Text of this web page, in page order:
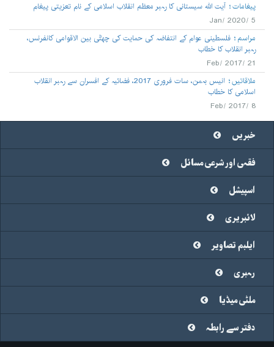
2011
2010
2008
2006
2001
2000
پیغامات آیت اللہ سیستانی کا رہبر معظم انقلاب اسلامی کے نام تعزیتی پیغام
5 /Jan/ 2020
مراسم
فلسطینی عوام کے انتفاضہ کی حمایت کی چھٹی بین الاقوامی کانفرنس،
رہبر انقلاب کا خطاب
21 /Feb/ 2017
ملاقاتیں
انیس بہمن، سات فروری 2017، فضائیہ کے افسران سے رہبر انقلاب
اسلامی کا خطاب
8 /Feb/ 2017
خبریں
فقہی اور شرعی مسائل
اسپیشل
لائبریری
ایلبم تصاویر
رہبری
ملٹی میڈیا
دفتر سے رابطہ